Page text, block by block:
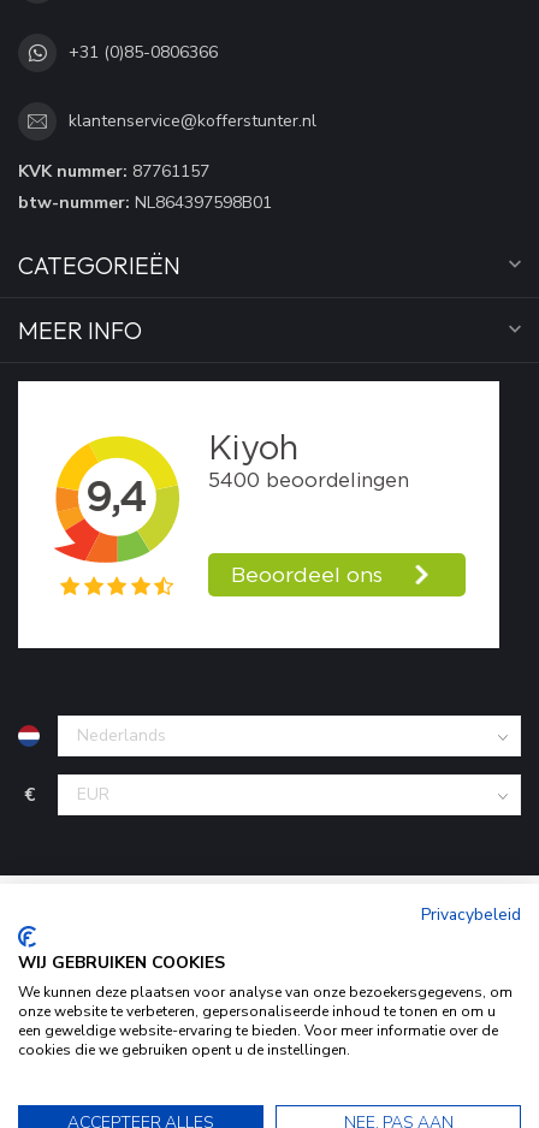
+31 (0)85-0806366
klantenservice@kofferstunter.nl
KVK nummer: 87761157
btw-nummer: NL864397598B01
CATEGORIEËN
MEER INFO
€
© Copyright 2026 KofferStunter- Powered byLightspeed-
Begingoed.nl design
gebruik van cookies om onze website te verbeteren.
Privacybeleid
WIJ GEBRUIKEN COOKIES
We kunnen deze plaatsen voor analyse van onze bezoekersgegevens, om
onze website te verbeteren, gepersonaliseerde inhoud te tonen en om u
een geweldige website-ervaring te bieden. Voor meer informatie over de
cookies die we gebruiken opent u de instellingen.
ACCEPTEER ALLES NEE, PAS AAN